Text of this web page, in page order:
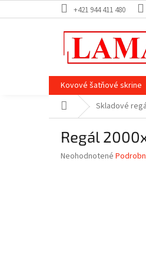
na
+421 944 411 480
Kovové šatňové skrine
DomovSkladové
Regál
Priemerné
Neohodnotené